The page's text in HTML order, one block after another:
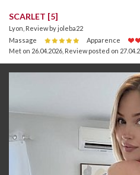
SCARLET [5]
Lyon, Review by joleba22
Massage
Apparence
Met on 26.04.2026 Review posted on